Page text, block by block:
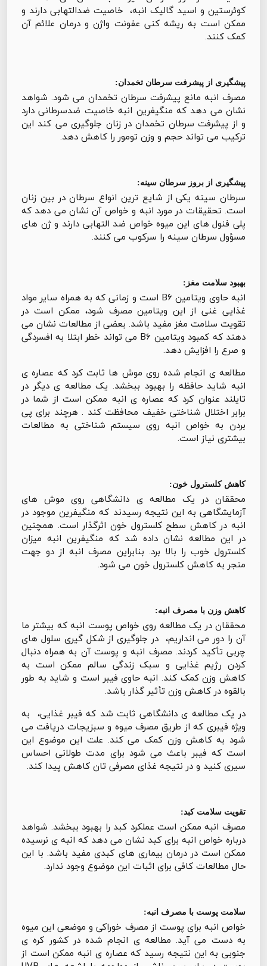
کوئرستین و اسید گالیک انبه، خاصیت ضدالتهابی دارند و
ممکن است به ریشه کنی عفونت واژن و درمان علائم آن
کمک کنند.
پیشگیری از پیشرفت سرطان تخمدان:
مصرف انبه مانع پیشرفت سرطان تخمدان می شود. شواهد
نشان می دهد که منگیفرین انبه خاصیت ضدسرطانی دارد
و از پیشرفت سرطان تخمدان در زنان جلوگیری می کند‌ این
ترکیب می تواند حجم و وزن تومور را کاهش دهد.
پیشگیری از بروز سرطان سینه:
سرطان سینه یکی از شایع ترین انواع سرطان در بین زنان
است. تحقیقات در مورد انبه و خواص آن نشان می دهد که
پلی فنول های این میوه خواص ضد التهابی دارند و ژن های
مسؤول سرطان سینه را سرکوب می کنند.
بهبود سلامت مغز:
انبه حاوی ویتامین B6 است و زمانی که به همراه سایر مواد
غذایی غنی از این ویتامین مصرف شود، ممکن است در
تقویت سلامت مغز مفید باشد. بعضی از مطالعات نشان می
دهند که کمبود ویتامین B6 می تواند خطر ابتلا به افسردگی
و صرع را افزایش دهد.
مطالعه ی انجام شده روی موش ها ثابت کرد که عصاره ی
انبه شاید حافظه را بهبود ببخشد. یک مطالعه ی دیگر در
تایلند عنوان کرد که عصاره ی انبه ممکن است از شما در
برابر اختلال شناختی خفیف محافظت کند . هرچند برای پی
بردن به خواص انبه روی سیستم شناختی به مطالعات
بیشتری نیاز است.
کاهش کلسترول خون:
محققان در یک مطالعه ی دانشگاهی روی موش های
آزمایشگاهی به این نتیجه رسیدند که منگیفرین موجود در
انبه در کاهش سطح کلسترول خون اثرگذار است. همچنین
در این مطالعه نشان داده شد که منگیفرین انبه میزان
کلسترول خوب را بالا برد. بنابراین مصرف انبه از دو جهت
منجر به کاهش کلسترول خون می شود.
کاهش وزن با مصرف انبه:
محققان در یک مطالعه روی خواص پوست انبه که بیشتر ما
آن را دور می انداریم، در جلوگیری از شکل گیری سلول های
چربی تأکید کردند. مصرف انبه و پوست آن به همراه دنبال
کردن رژیم غذایی و سبک زندگی سالم ممکن است به
کاهش وزن کمک کند. انبه حاوی فیبر است و شاید به طور
بالقوه در کاهش وزن تأثیر گذار باشد.
در یک مطالعه ی دانشگاهی ثابت شد که فیبر غذایی، به
ویژه فیبری که از طریق مصرف میوه و سبزیجات دریافت می
شود به کاهش وزن کمک می کند. علت این موضوع این
است که فیبر باعث می شود برای مدت طولانی احساس
سیری کنید و در نتیجه غذای مصرفی تان کاهش پیدا کند.
تقویت سلامت کبد:
مصرف انبه ممکن است عملکرد کبد را بهبود ببخشد. شواهد
درباره خواص انبه برای کبد نشان می دهد که انبه ی نرسیده
ممکن است در درمان بیماری های کبدی مفید باشد. با این
حال مطالعات کافی برای اثبات این موضوع وجود ندارد.
سلامت پوست با مصرف انبه:
خواص انبه برای پوست از مصرف خوراکی و موضعی این میوه
به دست می آید. مطالعه ی انجام شده در کشور کره ی
جنوبی به این نتیجه رسید که عصاره ی انبه ممکن است از